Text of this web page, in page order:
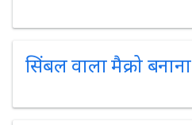
सिंबल वाला मैक्रो बनाना